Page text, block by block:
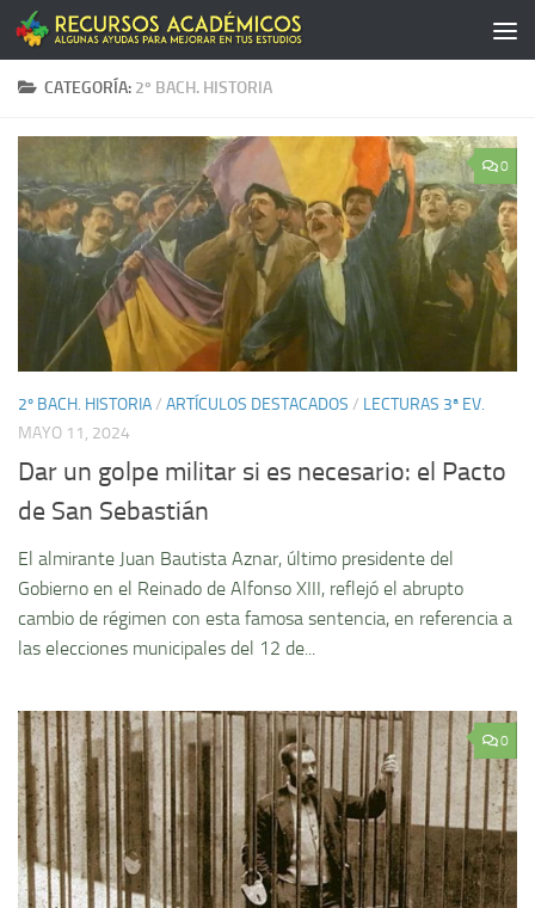
Saltar al contenido
CATEGORÍA: 2º BACH. HISTORIA
0
2º BACH. HISTORIA/ ARTÍCULOS DESTACADOS / LECTURAS 3ª EV.
MAYO 11, 2024
Dar un golpe militar si es necesario: el Pacto
de San Sebastián
El almirante Juan Bautista Aznar, último presidente del
Gobierno en el Reinado de Alfonso XIII, reflejó el abrupto
cambio de régimen con esta famosa sentencia, en referencia a
las elecciones municipales del 12 de...
0